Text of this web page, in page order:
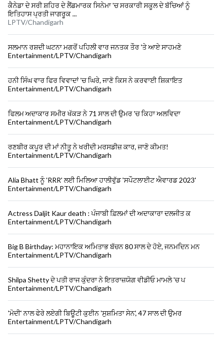
ਕੈਨੇਡਾ ਦੇ ਸਰੀ ਸ਼ਹਿਰ ਦੇ ਲੈਂਡਮਾਰਕ ਸਿਨੇਮਾ 'ਚ ਸਰਕਾਰੀ ਸਕੂਲ ਦੇ ਬੱਚਿਆਂ ਨੂੰ
ਇਤਿਹਾਸ ਪ੍ਰਤੀ ਜਾਗਰੂਕ ...
LPTV/Chandigarh
ਸਲਮਾਨ ਰਸ਼ਦੀ ਘਟਨਾ ਮਗਰੋਂ ਪਹਿਲੀ ਵਾਰ ਜਨਤਕ ਤੌਰ 'ਤੇ ਆਏ ਸਾਹਮਣੇ
Entertainment/LPTV/Chandigarh
ਹਨੀ ਸਿੰਘ ਵਾਰ ਫਿਰ ਵਿਵਾਦਾਂ 'ਚ ਘਿਰੇ, ਜਾਣੋ ਕਿਸ ਨੇ ਕਰਵਾਈ ਸ਼ਿਕਾਇਤ
Entertainment/LPTV/Chandigarh
ਫਿਲਮ ਅਦਾਕਾਰ ਸਮੀਰ ਖੱਕੜ ਨੇ 71 ਸਾਲ ਦੀ ਉਮਰ 'ਚ ਕਿਹਾ ਅਲਵਿਦਾ
Entertainment/LPTV/Chandigarh
ਰਣਬੀਰ ਕਪੂਰ ਦੀ ਮਾਂ ਨੀਤੂ ਨੇ ਖਰੀਦੀ ਮਰਸਡੀਜ਼ ਕਾਰ, ਜਾਣੋ ਕੀਮਤ!
Entertainment/LPTV/Chandigarh
Alia Bhatt ਨੂੰ 'RRR' ਲਈ ਮਿਲਿਆ ਹਾਲੀਵੁੱਡ 'ਸਪੌਟਲਾਈਟ ਐਵਾਰਡ 2023'
Entertainment/LPTV/Chandigarh
Actress Daljit Kaur death : ਪੰਜਾਬੀ ਫ਼ਿਲਮਾਂ ਦੀ ਅਦਾਕਾਰਾ ਦਲਜੀਤ ਕ
Entertainment/LPTV/Chandigarh
Big B Birthday: ਮਹਾਨਾਇਕ ਅਮਿਤਾਭ ਬੱਚਨ 80 ਸਾਲ ਦੇ ਹੋਏ, ਜਨਮਦਿਨ ਮਨ
Entertainment/LPTV/Chandigarh
Shilpa Shetty ਦੇ ਪਤੀ ਰਾਜ ਕੁੰਦਰਾ ਨੇ ਇਤਰਾਜ਼ਯੋਗ ਵੀਡੀਓ ਮਾਮਲੇ 'ਚ ਪ
Entertainment/LPTV/Chandigarh
'ਮੋਦੀ' ਨਾਲ ਫੇਰੇ ਲਏਗੀ ਬਿਊਟੀ ਕੁਈਨ 'ਸੁਸ਼ਮਿਤਾ ਸੇਨ', 47 ਸਾਲ ਦੀ ਉਮਰ
Entertainment/LPTV/Chandigarh